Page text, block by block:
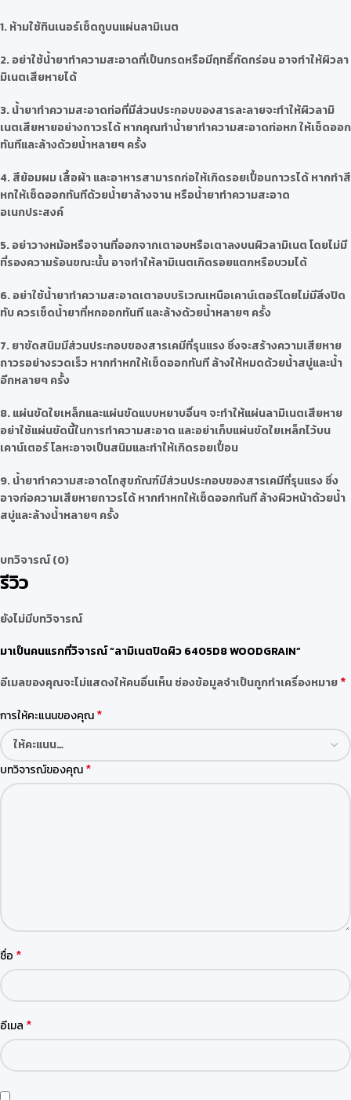
1. ห้ามใช้ทินเนอร์เช็ดถูบนแผ่นลามิเนต
2. อย่าใช้น้ำยาทำความสะอาดที่เป็นกรดหรือมีฤทธิ์กัดกร่อน อาจทำให้ผิวลา
มิเนตเสียหายได้
3. น้ำยาทำความสะอาดท่อที่มีส่วนประกอบของสารละลายจะทำให้ผิวลามิ
เนตเสียหายอย่างถาวรได้ หากคุณทำน้ำยาทำความสะอาดท่อหก ให้เช็ดออก
ทันทีและล้างด้วยน้ำหลายๆ ครั้ง
4. สีย้อมผม เสื้อผ้า และอาหารสามารถก่อให้เกิดรอยเปื้อนถาวรได้ หากทำสี
หกให้เช็ดออกทันทีด้วยน้ำยาล้างจาน หรือน้ำยาทำความสะอาด
อเนกประสงค์
5. อย่าวางหม้อหรือจานที่ออกจากเตาอบหรือเตาลงบนผิวลามิเนต โดยไม่มี
ที่รองความร้อนขณะนั้น อาจทำให้ลามิเนตเกิดรอยแตกหรือบวมได้
6. อย่าใช้น้ำยาทำความสะอาดเตาอบบริเวณเหนือเคาน์เตอร์โดยไม่มีสิ่งปิด
ทับ ควรเช็ดน้ำยาที่หกออกทันที และล้างด้วยน้ำหลายๆ ครั้ง
7. ยาขัดสนิมมีส่วนประกอบของสารเคมีที่รุนแรง ซึ่งจะสร้างความเสียหาย
ถาวรอย่างรวดเร็ว หากทำหกให้เช็ดออกทันที ล้างให้หมดด้วยน้ำสบู่และน้ำ
อีกหลายๆ ครั้ง
8. แผ่นขัดใยเหล็กและแผ่นขัดแบบหยาบอื่นๆ จะทำให้แผ่นลามิเนตเสียหาย
อย่าใช้แผ่นขัดนี้ในการทำความสะอาด และอย่าเก็บแผ่นขัดใยเหล็กไว้บน
เคาน์เตอร์ โลหะอาจเป็นสนิมและทำให้เกิดรอยเปื้อน
9. น้ำยาทำความสะอาดโถสุขภัณฑ์มีส่วนประกอบของสารเคมีที่รุนแรง ซึ่ง
อาจก่อความเสียหายถาวรได้ หากทำหกให้เช็ดออกทันที ล้างผิวหน้าด้วยน้ำ
สบู่และล้างน้ำหลายๆ ครั้ง
บทวิจารณ์ (0)
รีวิว
ยังไม่มีบทวิจารณ์
มาเป็นคนแรกที่วิจารณ์ “ลามิเนตปิดผิว 6405D8 WOODGRAIN”
อีเมลของคุณจะไม่แสดงให้คนอื่นเห็นช่องข้อมูลจำเป็นถูกทำเครื่องหมาย*
การให้คะแนนของคุณ*
บทวิจารณ์ของคุณ*
ชื่อ *
อีเมล *